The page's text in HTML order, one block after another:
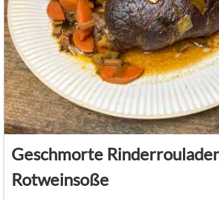
Geschmorte
Rotweinsoße